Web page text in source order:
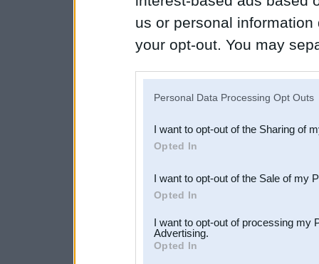
us or personal
your opt-out. You may
Downstream Participants
third parties.
Personal Data Processing Opt Outs
I want to opt-out of the Sharing of
Opted In
I want to opt-out of the Sale of my
Opted In
I want to opt-out of processing my
Advertising.
Opted In